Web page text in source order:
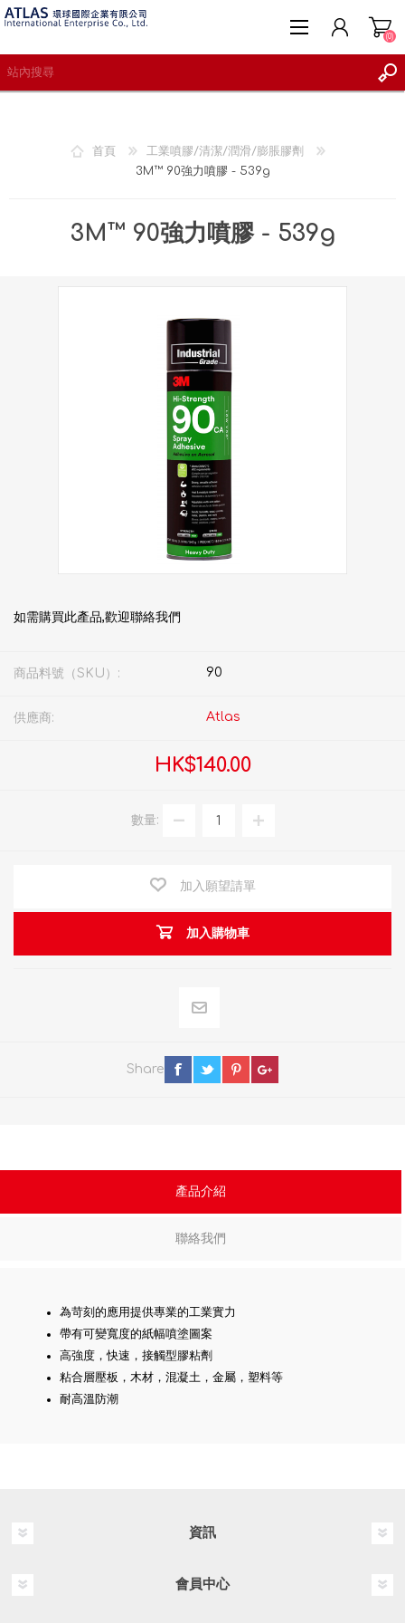
願望清單 (0)
(0)
首頁
工業噴膠/清潔/潤滑/膨脹膠劑
3M™ 90強力噴膠 - 539g
3M™ 90強力噴膠 - 539g
如需購買此產品,歡迎聯絡我們
商品料號（SKU）: 90
供應商: Atlas
HK$140.00
數量:
加入願望請單
加入購物車
Share
產品介紹
聯絡我們
為苛刻的應用提供專業的工業實力
帶有可變寬度的紙幅噴塗圖案
高強度，快速，接觸型膠粘劑
粘合層壓板，木材，混凝土，金屬，塑料等
耐高溫防潮
資訊
會員中心